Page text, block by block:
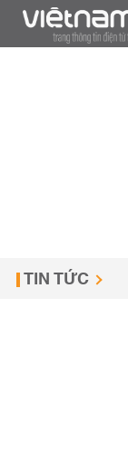
TIN TỨC